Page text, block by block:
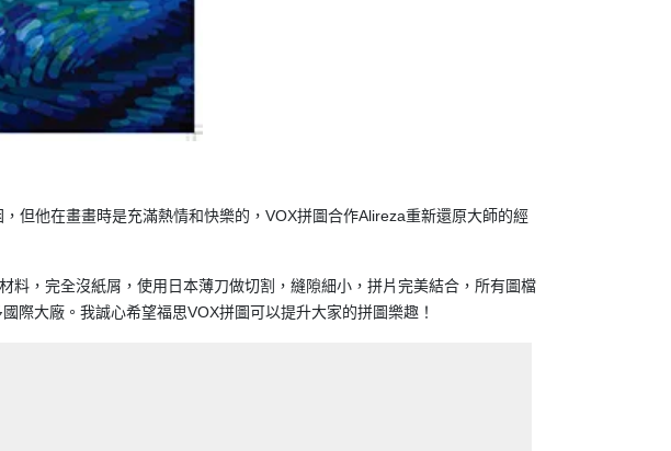
但他在畫畫時是充滿熱情和快樂的，VOX拼圖合作Alireza重新還原大師的經
料，完全沒紙屑，使用日本薄刀做切割，縫隙細小，拼片完美結合，所有圖檔
際大廠。我誠心希望福思VOX拼圖可以提升大家的拼圖樂趣！